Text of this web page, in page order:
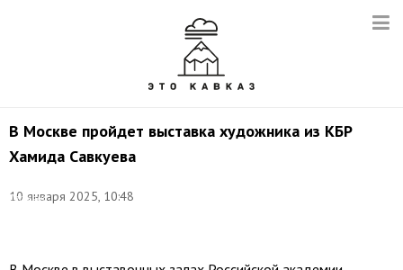
В Москве пройдет выставка художника из КБР
Хамида Савкуева
10 января 2025, 10:48
Татьяна